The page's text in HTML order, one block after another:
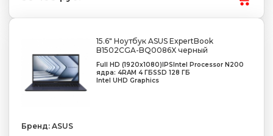
15.6" Ноутбук ASUS ExpertBook
B1502CGA-BQ0086X черный
Full HD (1920x1080)IPSIntel Processor N200
ядра: 4RAM 4 ГБSSD 128 ГБ
Intel UHD Graphics
Бренд: ASUS